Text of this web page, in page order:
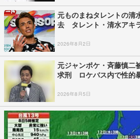
元ものまねタレントの清
去 タレント・清水アキ
2026年8月2日
元ジャンポケ・斉藤慎二
求刑 ロケバス内で性的
2026年8月5日